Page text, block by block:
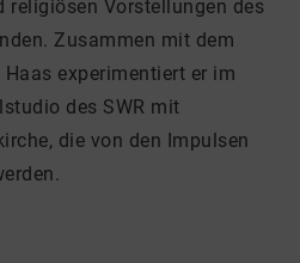
religiösen Vorstellungen des
Zusammen mit dem
experimentiert er im
des SWR mit
die von den Impulsen